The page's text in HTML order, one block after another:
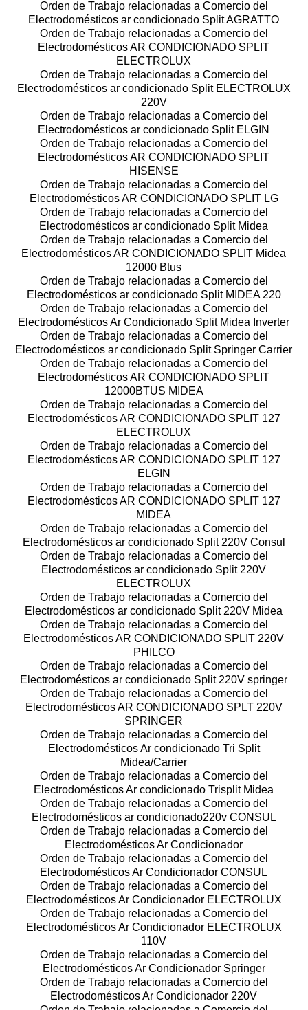
Orden de Trabajo relacionadas a Comercio del
Electrodomésticos ar condicionado Split AGRATTO
Orden de Trabajo relacionadas a Comercio del
Electrodomésticos AR CONDICIONADO SPLIT
ELECTROLUX
Orden de Trabajo relacionadas a Comercio del
Electrodomésticos ar condicionado Split ELECTROLUX
220V
Orden de Trabajo relacionadas a Comercio del
Electrodomésticos ar condicionado Split ELGIN
Orden de Trabajo relacionadas a Comercio del
Electrodomésticos AR CONDICIONADO SPLIT
HISENSE
Orden de Trabajo relacionadas a Comercio del
Electrodomésticos AR CONDICIONADO SPLIT LG
Orden de Trabajo relacionadas a Comercio del
Electrodomésticos ar condicionado Split Midea
Orden de Trabajo relacionadas a Comercio del
Electrodomésticos AR CONDICIONADO SPLIT Midea
12000 Btus
Orden de Trabajo relacionadas a Comercio del
Electrodomésticos ar condicionado Split MIDEA 220
Orden de Trabajo relacionadas a Comercio del
Electrodomésticos Ar Condicionado Split Midea Inverter
Orden de Trabajo relacionadas a Comercio del
Electrodomésticos ar condicionado Split Springer Carrier
Orden de Trabajo relacionadas a Comercio del
Electrodomésticos AR CONDICIONADO SPLIT
12000BTUS MIDEA
Orden de Trabajo relacionadas a Comercio del
Electrodomésticos AR CONDICIONADO SPLIT 127
ELECTROLUX
Orden de Trabajo relacionadas a Comercio del
Electrodomésticos AR CONDICIONADO SPLIT 127
ELGIN
Orden de Trabajo relacionadas a Comercio del
Electrodomésticos AR CONDICIONADO SPLIT 127
MIDEA
Orden de Trabajo relacionadas a Comercio del
Electrodomésticos ar condicionado Split 220V Consul
Orden de Trabajo relacionadas a Comercio del
Electrodomésticos ar condicionado Split 220V
ELECTROLUX
Orden de Trabajo relacionadas a Comercio del
Electrodomésticos ar condicionado Split 220V Midea
Orden de Trabajo relacionadas a Comercio del
Electrodomésticos AR CONDICIONADO SPLIT 220V
PHILCO
Orden de Trabajo relacionadas a Comercio del
Electrodomésticos ar condicionado Split 220V springer
Orden de Trabajo relacionadas a Comercio del
Electrodomésticos AR CONDICIONADO SPLT 220V
SPRINGER
Orden de Trabajo relacionadas a Comercio del
Electrodomésticos Ar condicionado Tri Split
Midea/Carrier
Orden de Trabajo relacionadas a Comercio del
Electrodomésticos Ar condicionado Trisplit Midea
Orden de Trabajo relacionadas a Comercio del
Electrodomésticos ar condicionado220v CONSUL
Orden de Trabajo relacionadas a Comercio del
Electrodomésticos Ar Condicionador
Orden de Trabajo relacionadas a Comercio del
Electrodomésticos Ar Condicionador CONSUL
Orden de Trabajo relacionadas a Comercio del
Electrodomésticos Ar Condicionador ELECTROLUX
Orden de Trabajo relacionadas a Comercio del
Electrodomésticos Ar Condicionador ELECTROLUX
110V
Orden de Trabajo relacionadas a Comercio del
Electrodomésticos Ar Condicionador Springer
Orden de Trabajo relacionadas a Comercio del
Electrodomésticos Ar Condicionador 220V